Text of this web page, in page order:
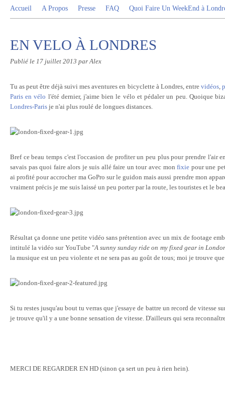
Accueil A Propos Presse FAQ Quoi Faire Un WeekEnd à
EN VELO À LONDRES
Publié le 17 juillet 2013 par Alex
Tu as peut être déjà suivi mes aventures en bicyclette à Londres, entre vidéos,
Paris en vélo l'été dernier, j'aime bien le vélo et pédaler un peu. Quoique
Londres-Paris je n'ai plus roulé de longues distances.
Bref ce beau temps c'est l'occasion de profiter un peu plus pour prendre l'air
savais pas quoi faire alors je suis allé faire un tour avec monfixie pour une
ai profité pour accrocher ma GoPro sur le guidon mais aussi prendre mon
vraiment précis je me suis laissé un peu porter par la route, les touristes et le
Résultat ça donne une petite vidéo sans prétention avec un mix de footage
intitulé la vidéo sur YouTube "A sunny sunday ride on my fixed gear in
la musique est un peu violente et ne sera pas au goût de tous; moi je trouve
Si tu restes jusqu'au bout tu verras que j'essaye de battre un record de vitesse
je trouve qu'il y a une bonne sensation de vitesse. D'ailleurs qui sera
MERCI DE REGARDER EN HD (sinon ça sert un peu à rien hein).